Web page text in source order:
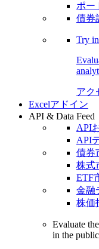
ポー
債券
Try in
アク
Excelアドイン
API & Data Feed
API
API
債券
株式
ETF
金融
株価
Evaluate
in the